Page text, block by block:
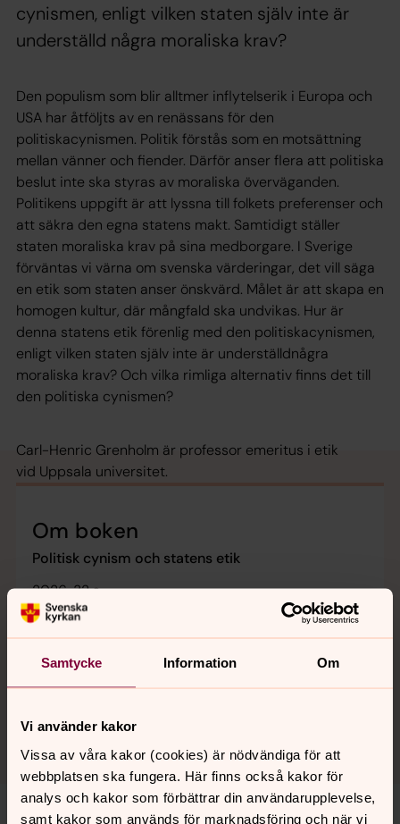
Samtycke Information Om
Vi använder kakor
Vissa av våra kakor (cookies) är nödvändiga för att
webbplatsen ska fungera. Här finns också kakor för
analys och kakor som förbättrar din användarupplevelse,
samt kakor som används för marknadsföring och när vi
cynismen, enligt vilken staten själv inte är
underställd några moraliska krav?
Den populism som blir alltmer inflytelserik i Europa och
USA har åtföljts av en renässans för den
politiskacynismen. Politik förstås som en motsättning
mellan vänner och fiender. Därför anser flera att politiska
beslut inte ska styras av moraliska överväganden.
Politikens uppgift är att lyssna till folkets preferenser och
att säkra den egna statens makt. Samtidigt ställer
staten moraliska krav på sina medborgare. I Sverige
förväntas vi värna om svenska värderingar, det vill säga
en etik som staten anser önskvärd. Målet är att skapa en
homogen kultur, där mångfald ska undvikas. Hur är
denna statens etik förenlig med den politiskacynismen,
enligt vilken staten själv inte är underställdnågra
moraliska krav? Och vilka rimliga alternativ finns det till
den politiska cynismen?
Carl-Henric Grenholm är professor emeritus i etik
vid Uppsala universitet.
Om boken
Politisk cynism och statens etik
2026, 32 s
Carl-Henric Grenholm Professor emeritus i etik
Boken finns till försäljning genom bland annat Arken,
Bokus och Akademibokhandeln på nätet.